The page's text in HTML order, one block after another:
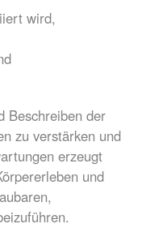
wird,
Beschreiben der
zu verstärken und
erzeugt
und